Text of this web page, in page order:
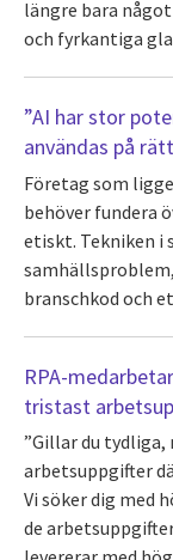
längre bara
och fyrkantiga
”AI har stor
användas på
Företag som
behöver fundera
etiskt. Tekniken i
branschkod och
RPA-
tristast
”Gillar du
arbetsuppgifter
Vi söker dig med
de